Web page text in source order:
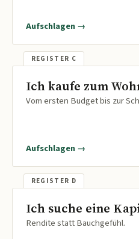
Aufschlagen →
Ich kaufe zum
Vom ersten Budget bis zur
Aufschlagen →
Ich suche eine
Rendite statt Bauchgefühl.